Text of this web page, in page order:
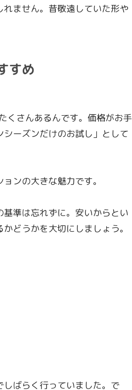
ません。昔敬遠していた形や
すめ
くさんあるんです。価格がお手
ーズンだけのお試し」として
ンの大きな魅力です。
準は忘れずに。安いからとい
どうかを大切にしましょう。
ばらく行っていました。で